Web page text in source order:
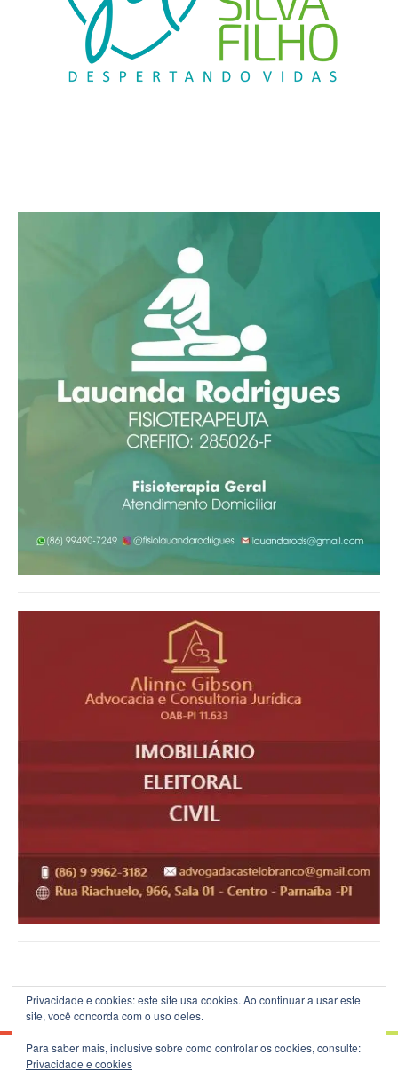
© 2026 Blog do B.Silva - Theme: Patus by
Privacidade e cookies: este site usa cookies. Ao continuar a usar este
site, você concorda com o uso deles.
Para saber mais, inclusive sobre como controlar os cookies, consulte:
Privacidade e cookies